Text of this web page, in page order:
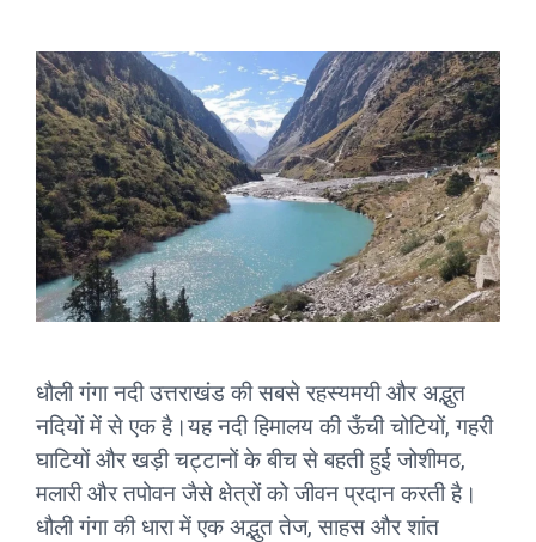
धौली गंगा नदी उत्तराखंड की सबसे रहस्यमयी और अद्भुत
नदियों में से एक है।यह नदी हिमालय की ऊँची चोटियों, गहरी
घाटियों और खड़ी चट्टानों के बीच से बहती हुई जोशीमठ,
मलारी और तपोवन जैसे क्षेत्रों को जीवन प्रदान करती है।
धौली गंगा की धारा में एक अद्भुत तेज, साहस और शांत